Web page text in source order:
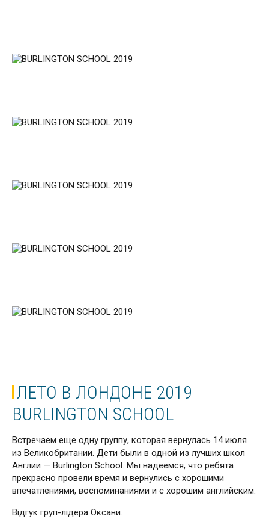
ЛЕТО В ЛОНДОНЕ 2019
BURLINGTON SCHOOL
Встречаем еще одну группу, которая вернулась 14 июля
из Великобритании. Дети были в одной из лучших школ
Англии — Burlington School. Мы надеемся, что ребята
прекрасно провели время и вернулись с хорошими
впечатлениями, воспоминаниями и с хорошим английским.
Відгук груп-лідера Оксани.